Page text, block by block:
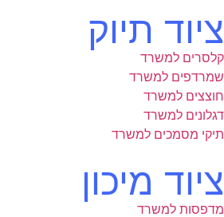
ציוד תיוק
קלסרים למשרד
שמרדפים למשרד
חוצצים למשרד
דגלונים למשרד
תיקי מסמכים למשרד
ציוד מיכון
מדפסות למשרד